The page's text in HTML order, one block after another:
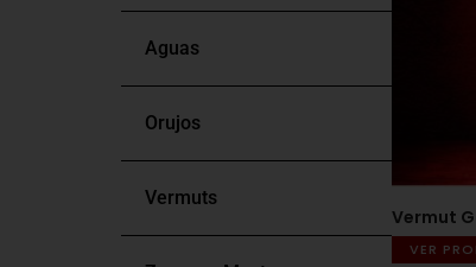
Tintos
Rosados
Bag In Box
Aguas
Orujos
Vermuts
Vermut
VER